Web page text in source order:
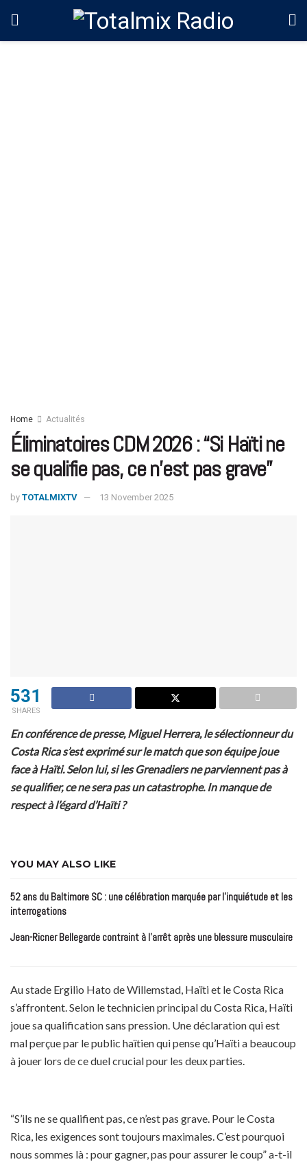
Home Actualités
Éliminatoires CDM 2026 : “Si Haïti ne
se qualifie pas, ce n’est pas grave”
by TOTALMIXTV 13 November 2025
531
SHARES
En conférence de presse, Miguel Herrera, le sélectionneur du
Costa Rica s’est exprimé sur le match que son équipe joue
face à Haïti. Selon lui, si les Grenadiers ne parviennent pas à
se qualifier, ce ne sera pas un catastrophe. In manque de
respect à l’égard d’Haïti ?
YOU MAY ALSO LIKE
52 ans du Baltimore SC : une célébration marquée par l’inquiétude et les
interrogations
Jean-Ricner Bellegarde contraint à l’arrêt après une blessure musculaire
Au stade Ergilio Hato de Willemstad, Haïti et le Costa Rica
s’affrontent. Selon le technicien principal du Costa Rica, Haïti
joue sa qualification sans pression. Une déclaration qui est
mal perçue par le public haïtien qui pense qu’Haïti a beaucoup
à jouer lors de ce duel crucial pour les deux parties.
“S’ils ne se qualifient pas, ce n’est pas grave. Pour le Costa
Rica, les exigences sont toujours maximales. C’est pourquoi
nous sommes là : pour gagner, pas pour assurer le coup” a-t-il